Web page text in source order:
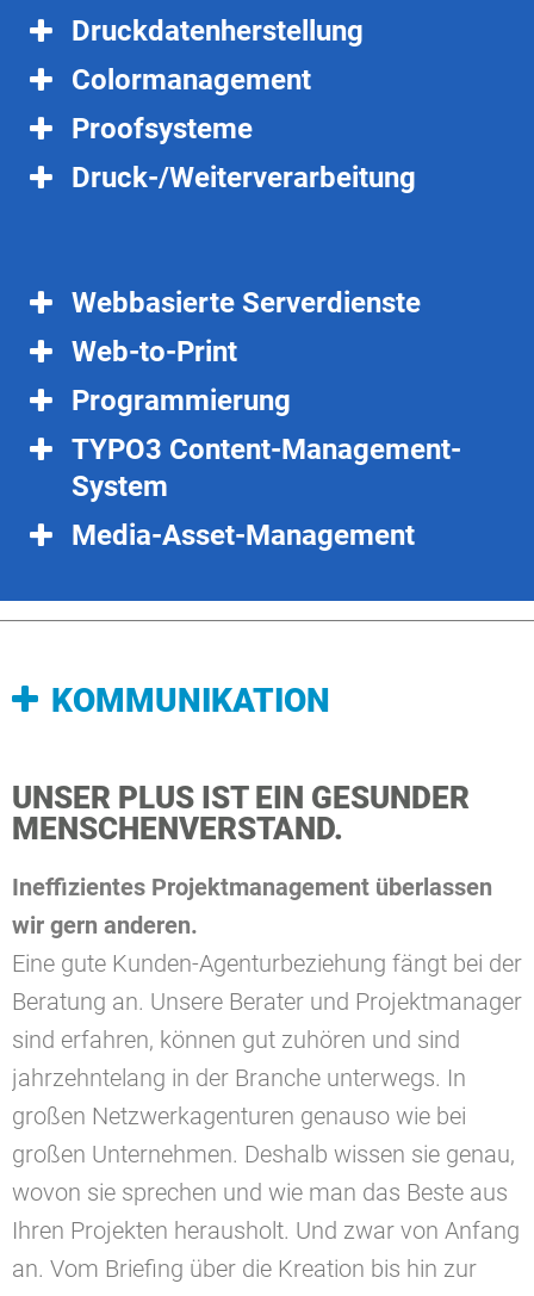
Druckdatenherstellung
Colormanagement
Proofsysteme
Druck-/Weiterverarbeitung
Webbasierte Serverdienste
Web-to-Print
Programmierung
TYPO3 Content-Management-
System
Media-Asset-Management
KOMMUNIKATION
UNSER PLUS IST EIN GESUNDER
MENSCHENVERSTAND.
Ineffizientes Projektmanagement überlassen
wir gern anderen.
Eine gute Kunden-Agenturbeziehung fängt bei der
Beratung an. Unsere Berater und Projektmanager
sind erfahren, können gut zuhören und sind
jahrzehntelang in der Branche unterwegs. In
großen Netzwerkagenturen genauso wie bei
großen Unternehmen. Deshalb wissen sie genau,
wovon sie sprechen und wie man das Beste aus
Ihren Projekten herausholt. Und zwar von Anfang
an. Vom Briefing über die Kreation bis hin zur